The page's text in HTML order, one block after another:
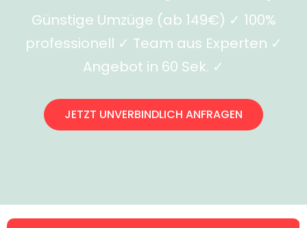
Günstige Umzüge (ab 149€) ✓ 100%
professionell ✓ Team aus Experten ✓
Angebot in 60 Sek. ✓
JETZT UNVERBINDLICH ANFRAGEN